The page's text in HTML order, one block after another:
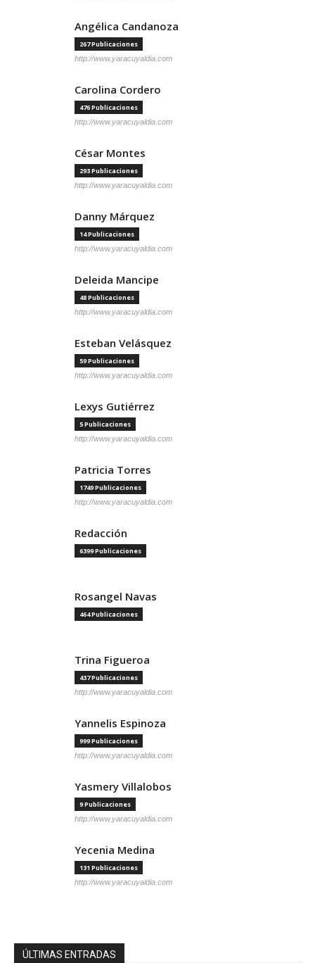
Angélica Candanoza
267 Publicaciones
http://www.yaracuyaldia.com
Carolina Cordero
476 Publicaciones
http://www.yaracuyaldia.com
César Montes
293 Publicaciones
http://www.yaracuyaldia.com
Danny Márquez
14 Publicaciones
http://www.yaracuyaldia.com
Deleida Mancipe
48 Publicaciones
http://www.yaracuyaldia.com
Esteban Velásquez
59 Publicaciones
http://www.yaracuyaldia.com
Lexys Gutiérrez
5 Publicaciones
http://www.yaracuyaldia.com
Patricia Torres
1749 Publicaciones
http://www.yaracuyaldia.com
Redacción
6399 Publicaciones
Rosangel Navas
464 Publicaciones
Trina Figueroa
437 Publicaciones
http://www.yaracuyaldia.com
Yannelis Espinoza
999 Publicaciones
http://www.yaracuyaldia.com
Yasmery Villalobos
9 Publicaciones
http://www.yaracuyaldia.com
Yecenia Medina
131 Publicaciones
http://www.yaracuyaldia.com
ÚLTIMAS ENTRADAS